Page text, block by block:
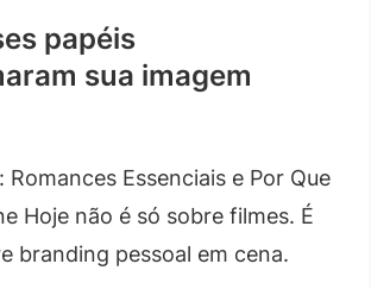
papéis
sua imagem
Romances Essenciais e Por Que
Hoje não é só sobre filmes. É
branding pessoal em cena.